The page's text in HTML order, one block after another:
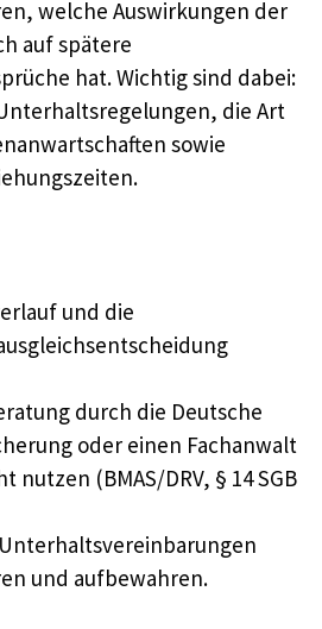
welche Auswirkungen der
auf spätere
hat. Wichtig sind dabei:
die Art
sowie
und die
durch die Deutsche
oder einen Fachanwalt
nutzen (BMAS/DRV, § 14 SGB
und aufbewahren.